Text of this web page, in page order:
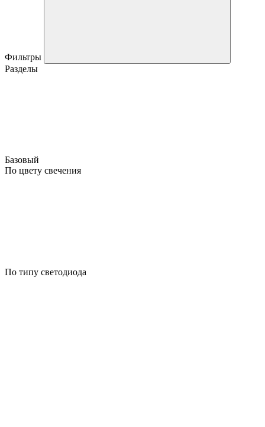
Фильтры
Разделы
Базовый
По цвету свечения
По типу светодиода